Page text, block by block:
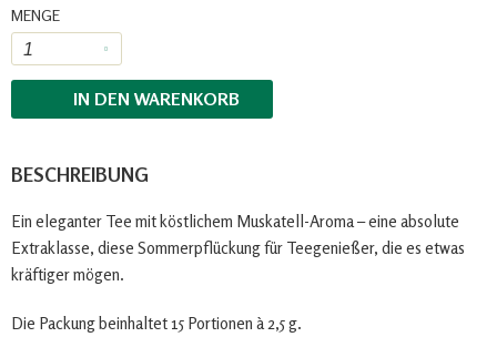
MENGE
IN DEN WARENKORB
BESCHREIBUNG
Ein eleganter Tee mit köstlichem Muskatell-Aroma – eine absolute
Extraklasse, diese Sommerpflückung für Teegenießer, die es etwas
kräftiger mögen.
Die Packung beinhaltet 15 Portionen à 2,5 g.